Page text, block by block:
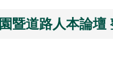
暨道路人本論